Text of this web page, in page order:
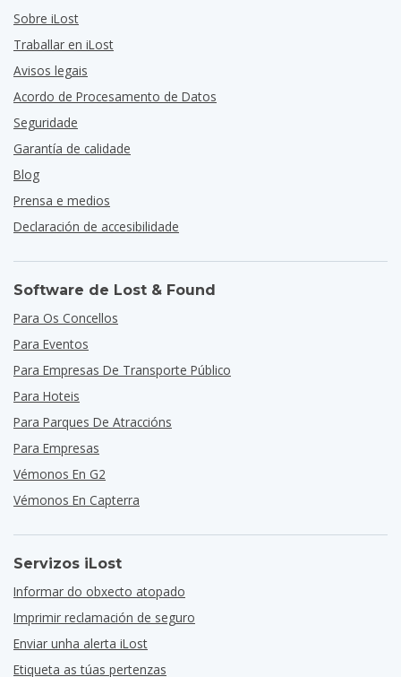
Sobre iLost
Traballar en iLost
Avisos legais
Acordo de Procesamento de Datos
Seguridade
Garantía de calidade
Blog
Prensa e medios
Declaración de accesibilidade
Software de Lost & Found
Para Os Concellos
Para Eventos
Para Empresas De Transporte Público
Para Hoteis
Para Parques De Atraccións
Para Empresas
Vémonos En G2
Vémonos En Capterra
Servizos iLost
Informar do obxecto atopado
Imprimir reclamación de seguro
Enviar unha alerta iLost
Etiqueta as túas pertenzas